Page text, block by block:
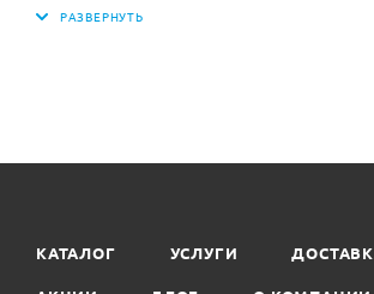
Салфетки не оставляют ворсинок,,
Минимальная партия к покупке: 1 рул.
КАТАЛОГ УСЛУГИ